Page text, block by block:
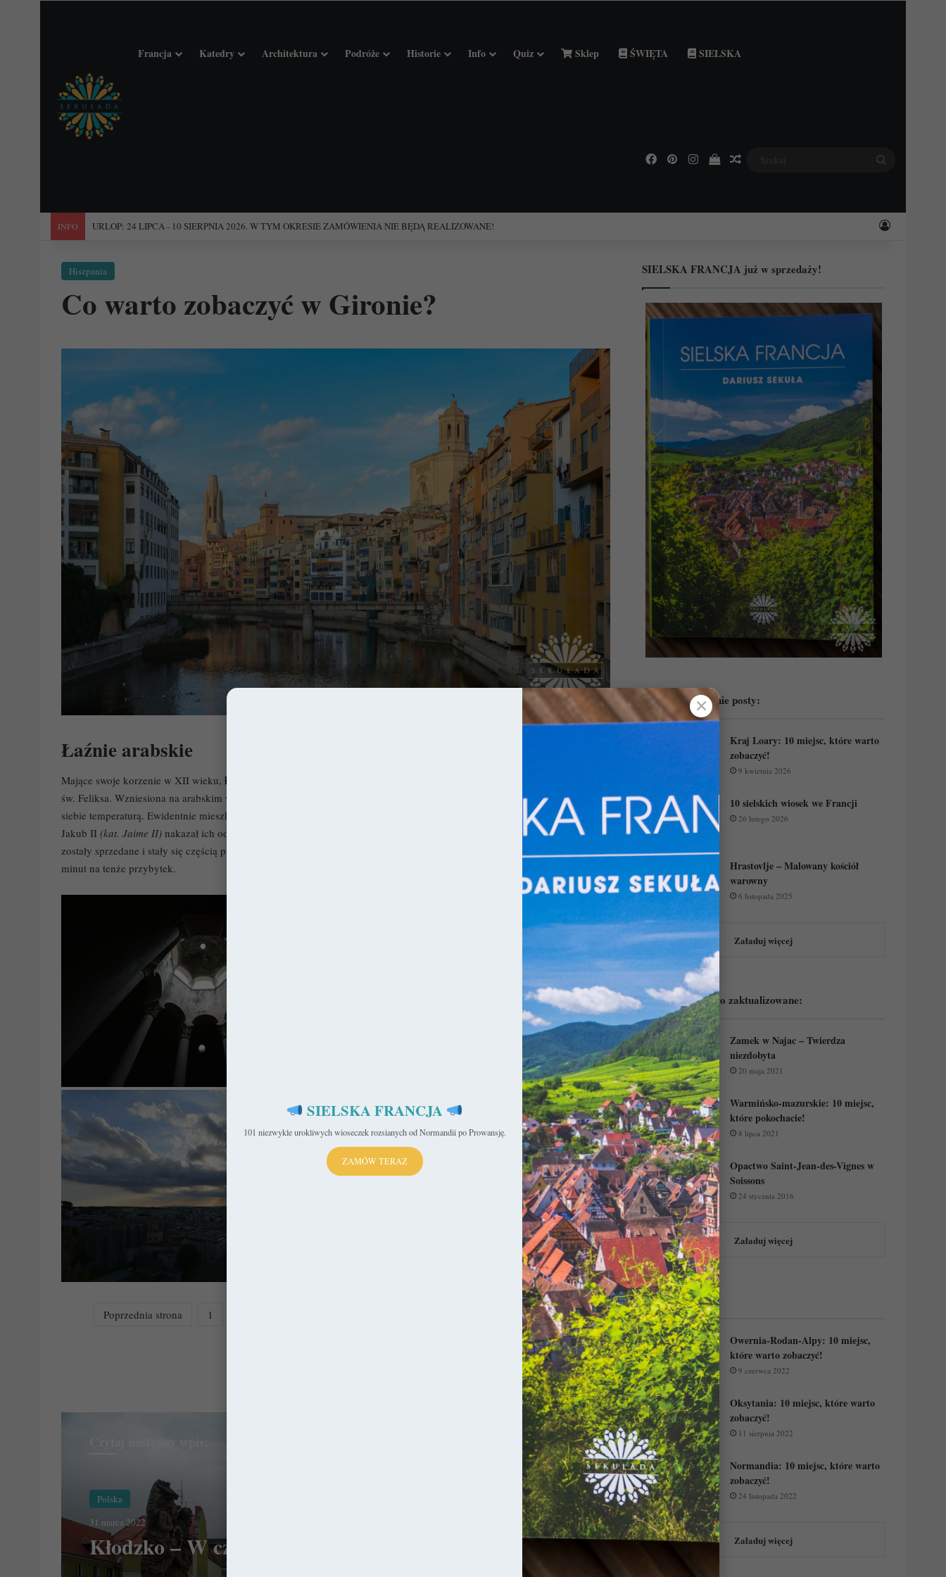
Francja Katedry Architektura Podróże Historie Info Quiz Sklep ŚWIĘTA SIELSKA
Facebook
PinterestInstagramPodejrzyj swój koszyk
Losowy wpis
INFO "Święta Francja". Przewodnik po 101 średniowiecznych kościołach Francji. Zaloguj
Hiszpania
Co warto zobaczyć w Gironie?
Łaźnie arabskie
Mające swoje korzenie w XII wieku, łaźnie arabskie
św. Feliksa. Wzniesiona na arabskim wzorcu, średniowieczna sauna składała się z czterech pomieszczeń, różniących się od
siebie temperaturą. Ewidentnie mieszkańcy Girony chętnie korzystali z tegoż przybytku, gdyż po jego zniszczeniu król
Jakub II (kat. Jaime II) nakazał ich odbudowanie, celem dalszego pobierania opłat. Niestety łaźnie pod koniec XIV wieku
zostały sprzedane i stały się częścią prywatnego domu. Dziś stoją otworem przed ciekawskimi, więc warto poświęcić pięć
minut na tenże przybytek.
Poprzednia strona 1 11 12
Polska
31 marca 2022
Kłodzko – W czeskim duchu
Alkazar w Segowii – Baśniowa forteca
Toledo w jeden dzień – W dawnej stolicy
Co warto zobaczyć w Segowii?
Co warto zobaczyć w Barcelonie?
Kłodzko – W czeskim duchu
SIELSKA FRANCJA już w sprzedaży!
Przeczytaj ostatnie posty:
Kraj Loary: 10 miejsc, które warto
zobaczyć!
9 kwietnia 2026
10 sielskich wiosek we Francji
26 lutego 2026
Hrastovlje – Malowany kościół
warowny
6 listopada 2025
Załaduj więcej
Podejrzyj ostatnio zaktualizowane:
Zamek w Najac – Twierdza
niezdobyta
20 maja 2021
Warmińsko-mazurskie: 10 miejsc,
które pokochacie!
8 lipca 2021
Opactwo Saint-Jean-des-Vignes w
Soissons
24 stycznia 2016
Załaduj więcej
Regiony Francji:
Owernia-Rodan-Alpy: 10 miejsc,
które warto zobaczyć!
9 czerwca 2022
Oksytania: 10 miejsc, które warto
zobaczyć!
11 sierpnia 2022
Normandia: 10 miejsc, które warto
zobaczyć!
24 listopada 2022
Załaduj więcej
✕
SIELSKA FRANCJA
101 niezwykle urokliwych wioseczek rozsianych od Normandii po Prowansję.
ZAMÓW TERAZ